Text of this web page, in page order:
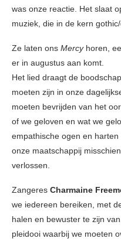
was onze reactie. Het slaat
muziek, die in de kern
Ze laten ons Mercyhoren,
er in augustus aan komt.
Het lied draagt ​​de
moeten zijn in onze
moeten bevrijden van het
of we geloven en wat we
empathische ogen en
onze maatschappij
verlossen.
Zangeres Charmaine
we iedereen bereiken, met
halen en bewuster te zijn
pleidooi waarbij we moeten